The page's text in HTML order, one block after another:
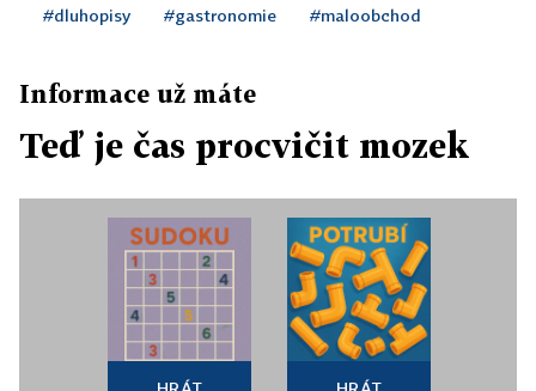
#dluhopisy #gastronomie #maloobchod
Informace už máte
Teď je čas procvičit mozek